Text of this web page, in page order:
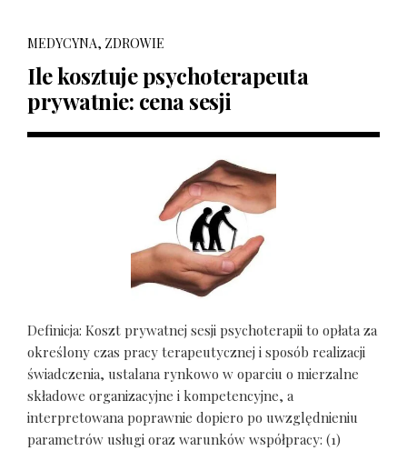
MEDYCYNA, ZDROWIE
Ile kosztuje psychoterapeuta
prywatnie: cena sesji
Definicja: Koszt prywatnej sesji psychoterapii to opłata za
określony czas pracy terapeutycznej i sposób realizacji
świadczenia, ustalana rynkowo w oparciu o mierzalne
składowe organizacyjne i kompetencyjne, a
interpretowana poprawnie dopiero po uwzględnieniu
parametrów usługi oraz warunków współpracy: (1)